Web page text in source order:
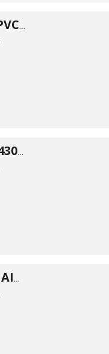
Forhæng Svejs PVC 300×2mm 50m
Loftskinne AISI430 1m
Hængselbeslag AISI430 200mm